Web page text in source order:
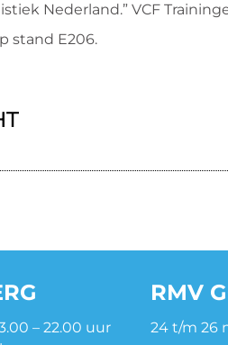
Nederland.” VCF
stand E206.
– 22.00 uur
RMV
24 t/m 26